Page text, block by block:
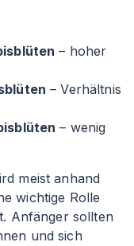
– hoher
– Verhältnis
– wenig
meist anhand
wichtige Rolle
Anfänger sollten
und sich